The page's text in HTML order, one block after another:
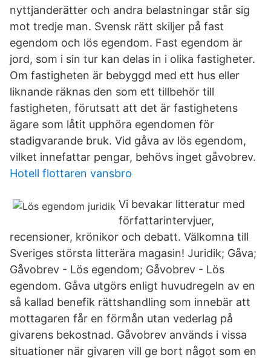
nyttjanderätter och andra belastningar står sig
mot tredje man. Svensk rätt skiljer på fast
egendom och lös egendom. Fast egendom är
jord, som i sin tur kan delas in i olika fastigheter.
Om fastigheten är bebyggd med ett hus eller
liknande räknas den som ett tillbehör till
fastigheten, förutsatt att det är fastighetens
ägare som låtit upphöra egendomen för
stadigvarande bruk. Vid gåva av lös egendom,
vilket innefattar pengar, behövs inget gåvobrev.
Hotell flottaren vansbro
Vi bevakar litteratur med
författarintervjuer,
recensioner, krönikor och debatt. Välkomna till
Sveriges största litterära magasin! Juridik; Gåva;
Gåvobrev - Lös egendom; Gåvobrev - Lös
egendom. Gåva utgörs enligt huvudregeln av en
så kallad benefik rättshandling som innebär att
mottagaren får en förmån utan vederlag på
givarens bekostnad. Gåvobrev används i vissa
situationer när givaren vill ge bort något som en